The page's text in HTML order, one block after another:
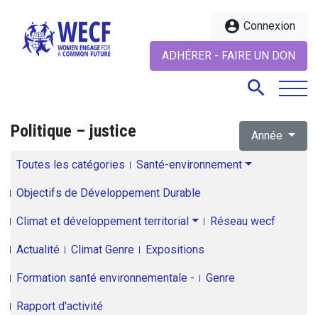
account_circle Connexion
ADHÉRER - FAIRE UN DON
search
Politique – justice Année
Toutes les catégories Santé-environnement
Objectifs de Développement Durable
Climat et développement territorial Réseau wecf
Actualité Climat Genre Expositions
Formation santé environnementale - Genre
Rapport d'activité